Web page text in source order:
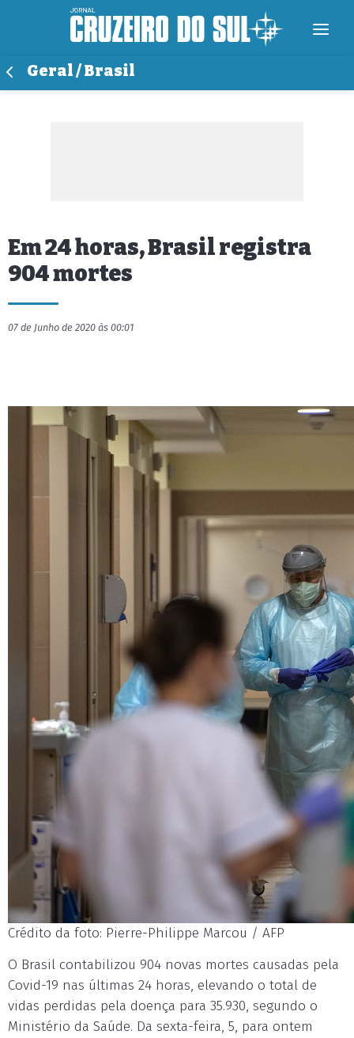
Geral / Brasil
Em 24 horas, Brasil registra
904 mortes
07 de Junho de 2020 às 00:01
Crédito da foto: Pierre-Philippe Marcou / AFP
O Brasil contabilizou 904 novas mortes causadas pela
Covid-19 nas últimas 24 horas, elevando o total de
vidas perdidas pela doença para 35.930, segundo o
Ministério da Saúde. Da sexta-feira, 5, para ontem